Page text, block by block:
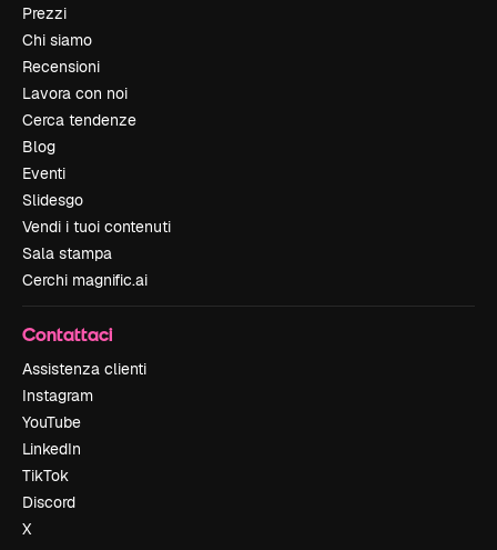
Prezzi
Chi siamo
Recensioni
Lavora con noi
Cerca tendenze
Blog
Eventi
Slidesgo
Vendi i tuoi contenuti
Sala stampa
Cerchi magnific.ai
Contattaci
Assistenza clienti
Instagram
YouTube
LinkedIn
TikTok
Discord
X